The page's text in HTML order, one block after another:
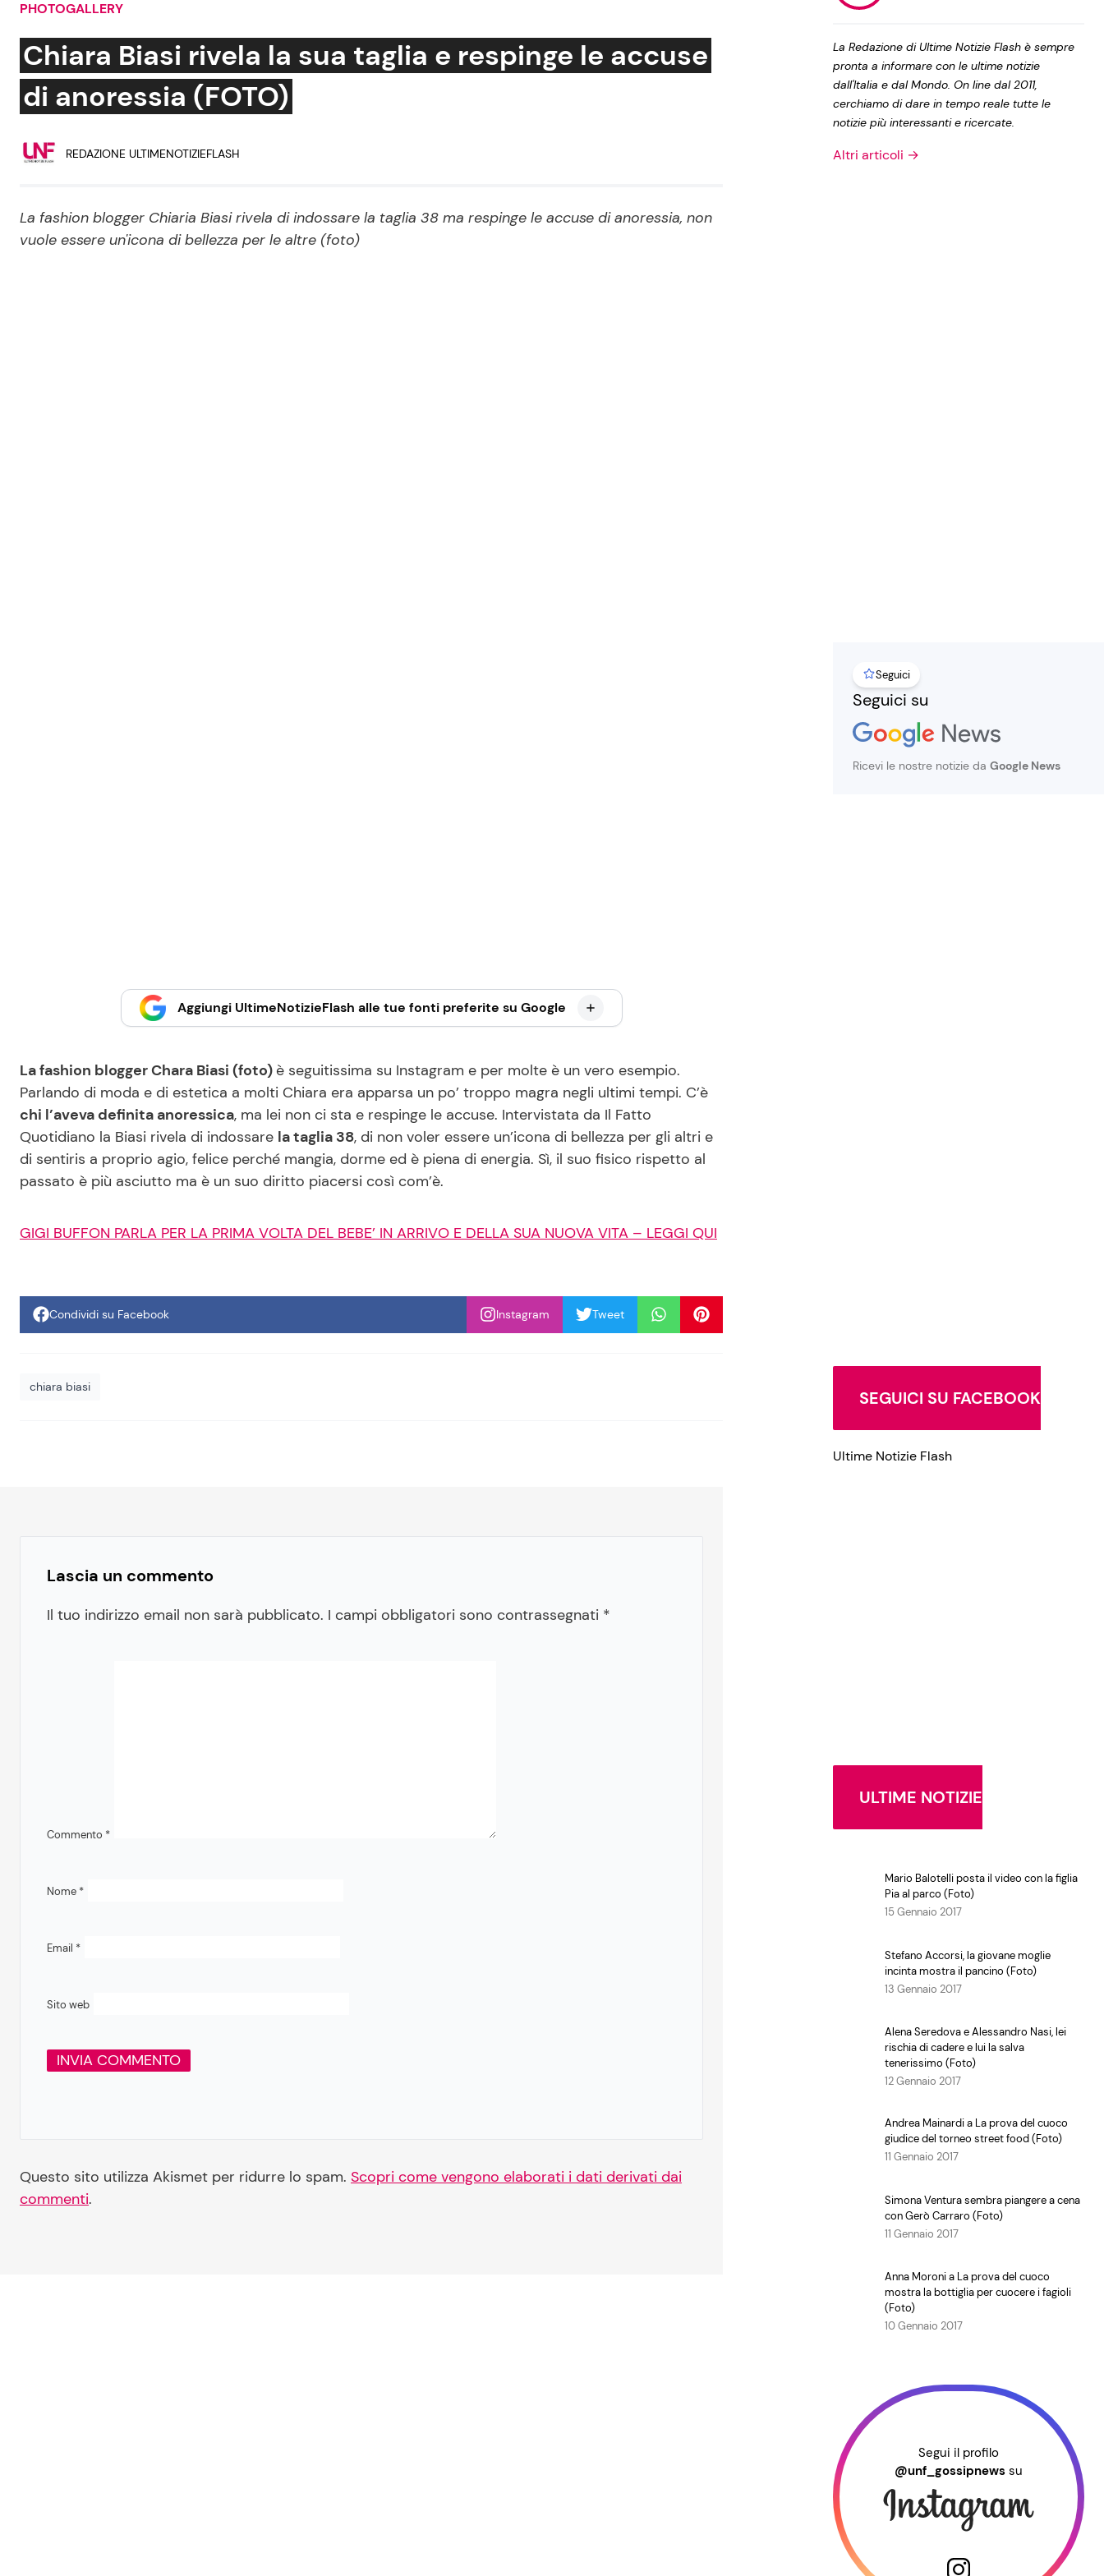
Social News
News dal mondo
Benessere
Mondo Mamma
News benessere
Le Ricette in TV
Privacy Policy
PHOTOGALLERY
Chiara Biasi rivela la sua taglia e respinge le accuse
di anoressia (FOTO)
REDAZIONE ULTIMENOTIZIEFLASH
La fashion blogger Chiaria Biasi rivela di indossare la taglia 38 ma respinge le accuse di anoressia, non
vuole essere un'icona di bellezza per le altre (foto)
Aggiungi UltimeNotizieFlash alle tue fonti preferite su Google
La fashion blogger Chara Biasi (foto) è seguitissima su Instagram e per molte è un vero esempio.
Parlando di moda e di estetica a molti Chiara era apparsa un po’ troppo magra negli ultimi tempi. C’è
chi l’aveva definita anoressica, ma lei non ci sta e respinge le accuse. Intervistata da Il Fatto
Quotidiano la Biasi rivela di indossare la taglia 38, di non voler essere un’icona di bellezza per gli altri e
di sentiris a proprio agio, felice perché mangia, dorme ed è piena di energia. Sì, il suo fisico rispetto al
passato è più asciutto ma è un suo diritto piacersi così com’è.
GIGI BUFFON PARLA PER LA PRIMA VOLTA DEL BEBE’ IN ARRIVO E DELLA SUA NUOVA VITA – LEGGI QUI
Condividi su Facebook Instagram Tweet
chiara biasi
Lascia un commento
Il tuo indirizzo email non sarà pubblicato. I campi obbligatori sono contrassegnati *
Commento *
Nome *
Email *
Sito web
Questo sito utilizza Akismet per ridurre lo spam. Scopri come vengono elaborati i dati derivati dai
commenti.
La Redazione di Ultime Notizie Flash è sempre
pronta a informare con le ultime notizie
dall'Italia e dal Mondo. On line dal 2011,
cerchiamo di dare in tempo reale tutte le
notizie più interessanti e ricercate.
Altri articoli →
Seguici
Seguici su
Ricevi le nostre notizie da Google News
SEGUICI SU FACEBOOK
Ultime Notizie Flash
ULTIME NOTIZIE
Mario Balotelli posta il video con la figlia
Pia al parco (Foto)
15 Gennaio 2017
Stefano Accorsi, la giovane moglie
incinta mostra il pancino (Foto)
13 Gennaio 2017
Alena Seredova e Alessandro Nasi, lei
rischia di cadere e lui la salva
tenerissimo (Foto)
12 Gennaio 2017
Andrea Mainardi a La prova del cuoco
giudice del torneo street food (Foto)
11 Gennaio 2017
Simona Ventura sembra piangere a cena
con Gerò Carraro (Foto)
11 Gennaio 2017
Anna Moroni a La prova del cuoco
mostra la bottiglia per cuocere i fagioli
(Foto)
10 Gennaio 2017
Segui il profilo
@unf_gossipnews su